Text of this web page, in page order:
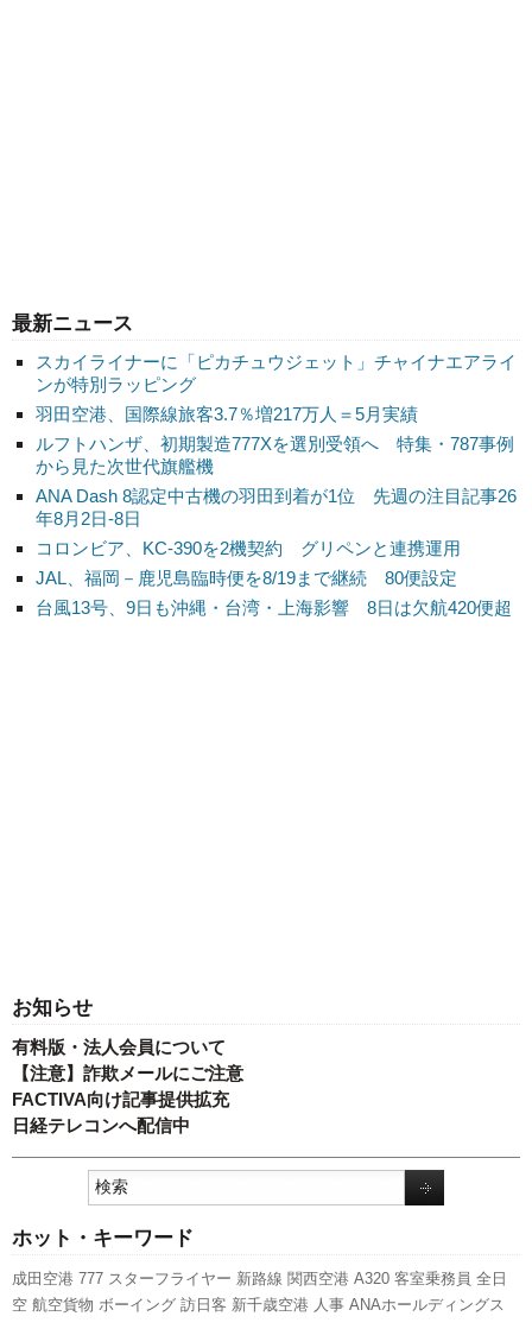
最新ニュース
スカイライナーに「ピカチュウジェット」チャイナエアライ
ンが特別ラッピング
羽田空港、国際線旅客3.7％増217万人＝5月実績
ルフトハンザ、初期製造777Xを選別受領へ 特集・787事例
から見た次世代旗艦機
ANA Dash 8認定中古機の羽田到着が1位 先週の注目記事26
年8月2日-8日
コロンビア、KC-390を2機契約 グリペンと連携運用
JAL、福岡－鹿児島臨時便を8/19まで継続 80便設定
台風13号、9日も沖縄・台湾・上海影響 8日は欠航420便超
お知らせ
有料版・法人会員について
【注意】詐欺メールにご注意
FACTIVA向け記事提供拡充
日経テレコンへ配信中
ホット・キーワード
成田空港 777 スターフライヤー 新路線 関西空港 A320 客室乗務員 全日
空 航空貨物 ボーイング 訪日客 新千歳空港 人事 ANAホールディングス